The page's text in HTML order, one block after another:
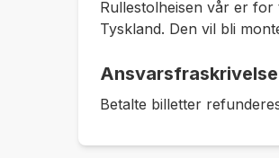
Rullestolheisen vår er
Tyskland. Den vil bli
Ansvarsfraskrivelse
Betalte billetter